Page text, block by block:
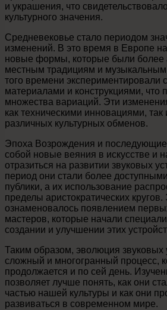
и украшения, что
культурного значения.
Средневековье стало периодом
изменений. В это время в Европе
новые формы, которые были более
местным традициям и
того времени экспериментировали
материалами и конструкциями, что
множества вариаций. Эти
как техническими инновациями,
различных культурных обменов.
Эпоха Возрождения и последующие
собой новые веяния в искусстве и
отразиться на развитии звуковых
период они стали более
публики, а их использование
пределы аристократических
ознаменовалось появлением
мастеров, которые начали
создании и улучшении этих
Таким образом, эволюция звуковых
сложный и многогранный процесс,
продолжается и по сей день.
позволяет лучше понять, как они
частью нашей культуры и как они
развиваться в современном мире.